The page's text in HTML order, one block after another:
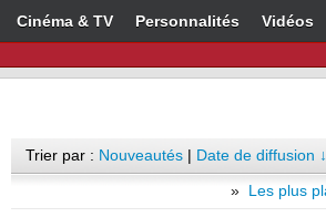
Cinéma & TV Personnalités Vidéos
Trier par : Nouveautés | Date de diffusion ↓
» Les plus